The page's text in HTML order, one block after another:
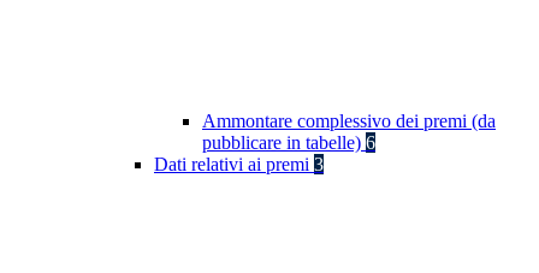
Ammontare complessivo dei premi (da
pubblicare in tabelle) 6
Dati relativi ai premi 3